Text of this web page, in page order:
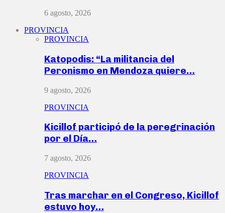
6 agosto, 2026
PROVINCIA
PROVINCIA
Katopodis: “La militancia del
Peronismo en Mendoza quiere…
9 agosto, 2026
PROVINCIA
Kicillof participó de la peregrinación
por el Día…
7 agosto, 2026
PROVINCIA
Tras marchar en el Congreso, Kicillof
estuvo hoy…